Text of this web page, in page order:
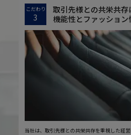
こだわり
3
取引先様との共栄共存
機能性とファッション
当社は、取引先様との共栄共存を重視した経